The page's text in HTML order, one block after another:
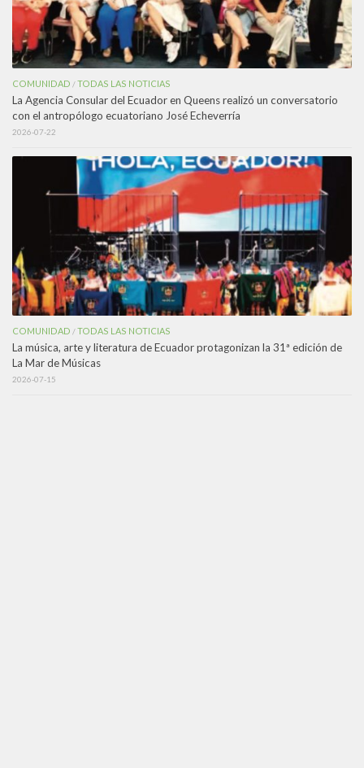
COMUNIDAD /TODAS LAS NOTICIAS
La Agencia Consular del Ecuador en Queens realizó un conversatorio
con el antropólogo ecuatoriano José Echeverría
2026-07-22
COMUNIDAD /TODAS LAS NOTICIAS
La música, arte y literatura de Ecuador protagonizan la 31ª edición de
La Mar de Músicas
2026-07-15